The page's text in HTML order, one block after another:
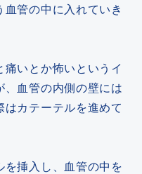
管の中に入れていき
いとか怖いというイ
、血管の内側の壁には
カテーテルを進めて
を挿入し、血管の中を